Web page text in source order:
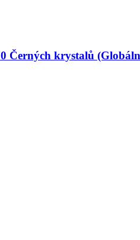
Černých krystalů